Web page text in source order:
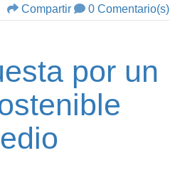
Compartir 0 Comentario(s)
por un